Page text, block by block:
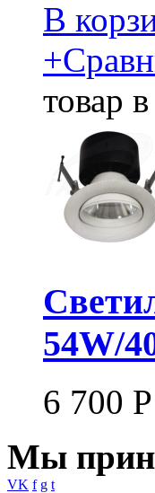
В
+
товар
54W/
6 700 Р
Мы
VK f g t